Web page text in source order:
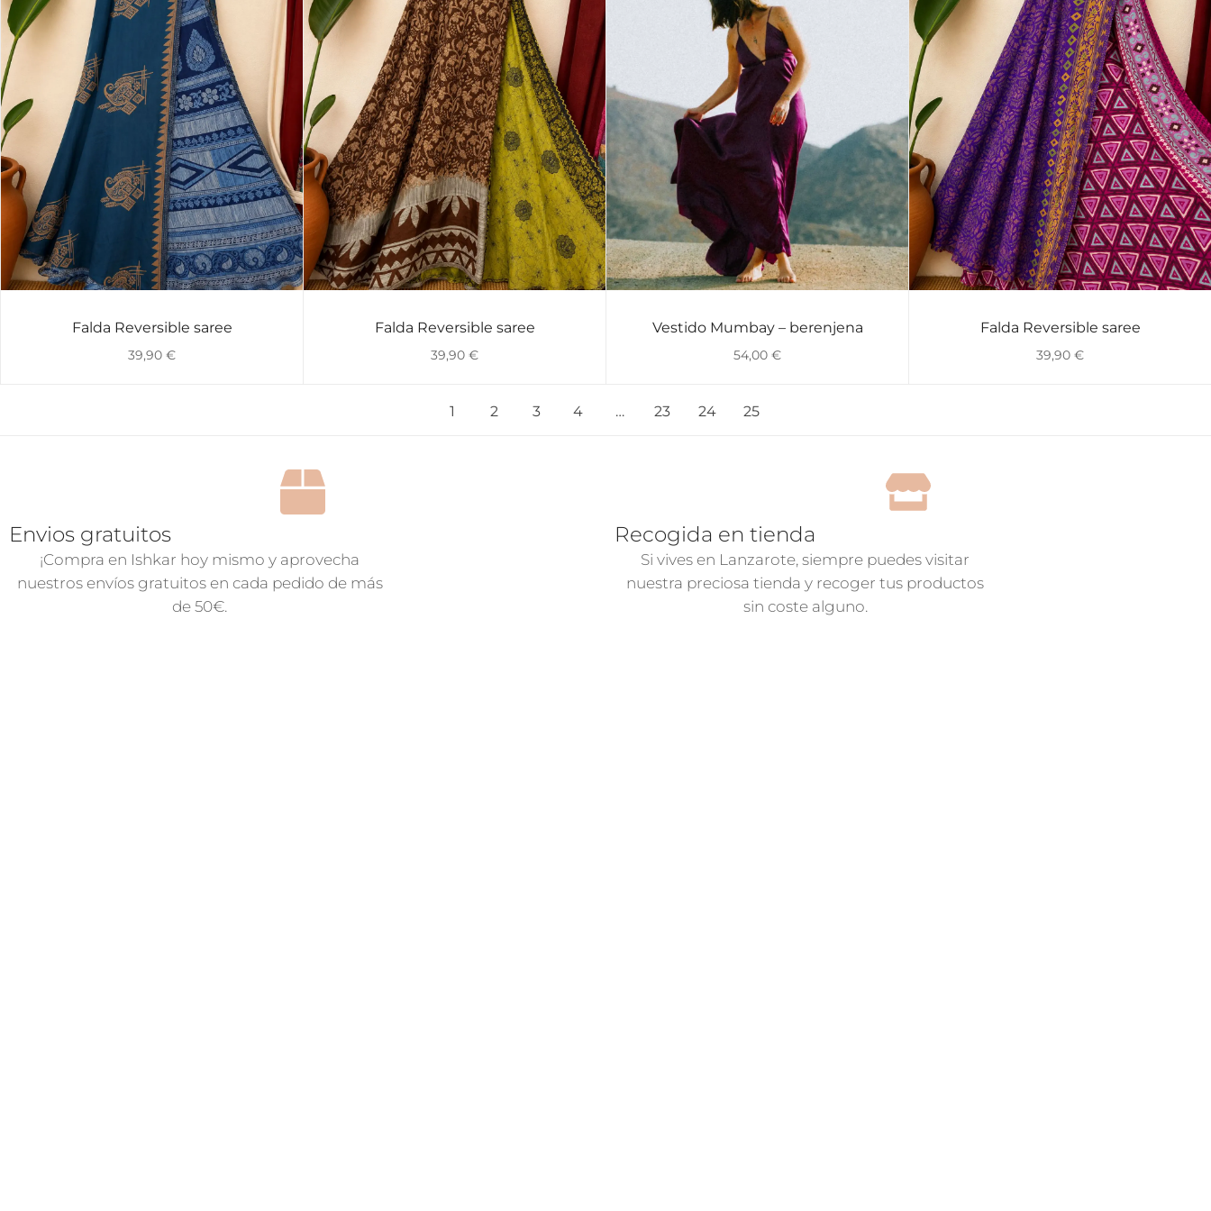
VISTA RÁPIDA
Falda Reversible saree
39,90 €
VISTA RÁPIDA
Falda Reversible saree
39,90 €
VISTA RÁPIDA
Vestido Mumbay – berenjena
54,00 €
VISTA RÁPIDA
Falda Reversible saree
39,90 €
1 2 3 4 … 23 24 25
Envios gratuitos
¡Compra en Ishkar hoy mismo y aprovecha
nuestros envíos gratuitos en cada pedido de más
de 50€.
Recogida en tienda
Si vives en Lanzarote, siempre puedes visitar
nuestra preciosa tienda y recoger tus productos
sin coste alguno.